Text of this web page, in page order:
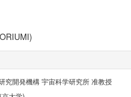
究開発機構 宇宙科学研究所 准教授